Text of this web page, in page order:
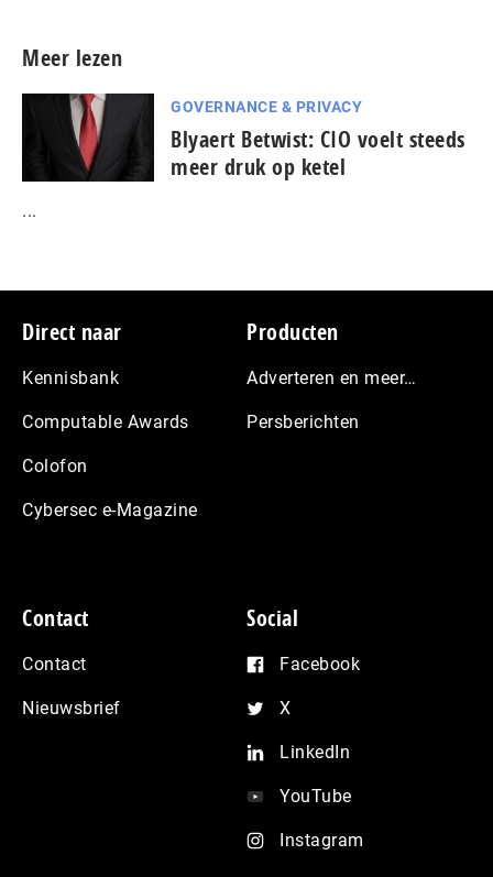
Meer lezen
GOVERNANCE & PRIVACY
Blyaert Betwist: CIO voelt steeds
meer druk op ketel
...
Footer
Direct naar
Kennisbank
Computable Awards
Colofon
Cybersec e-Magazine
Producten
Adverteren en meer…
Persberichten
Contact
Contact
Nieuwsbrief
Social
Facebook
X
LinkedIn
YouTube
Instagram